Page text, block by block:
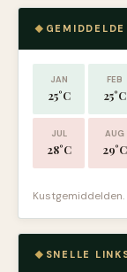
JAN
25°C
FEB
25°C
JUL
28°C
AUG
29°C
Kustgemiddelden.
SNELLE